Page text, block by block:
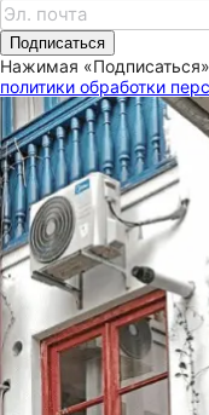
Подписаться
Нажимая
политики обработки